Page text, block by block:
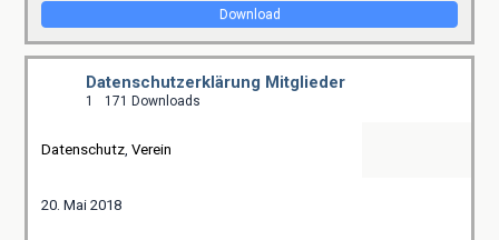
Download
Datenschutzerklärung Mitglieder
1 171 Downloads
Datenschutz, Verein
20. Mai 2018